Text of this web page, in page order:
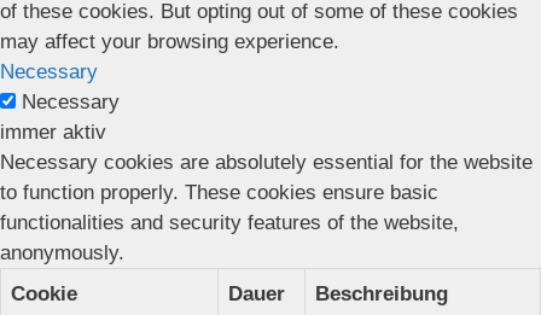
of these cookies. But opting out of some of these cookies
may affect your browsing experience.
Necessary
Necessary
immer aktiv
Necessary cookies are absolutely essential for the website
to function properly. These cookies ensure basic
functionalities and security features of the website,
anonymously.
Cookie
Dauer Beschreibung